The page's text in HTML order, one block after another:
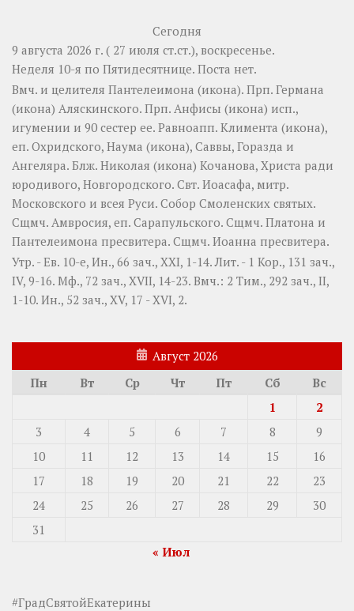
Сегодня
9 августа 2026 г. ( 27 июля ст.ст.), воскресенье.
Неделя 10-я по Пятидесятнице. Поста нет.
Вмч. и целителя Пантелеимона (икона). Прп. Германа
(икона) Аляскинского. Прп. Анфисы (икона) исп.,
игумении и 90 сестер ее. Равноапп. Климента (икона),
еп. Охридского, Наума (икона), Саввы, Горазда и
Ангеляра. Блж. Николая (икона) Кочанова, Христа ради
юродивого, Новгородского. Свт. Иоасафа, митр.
Московского и всея Руси. Собор Смоленских святых.
Сщмч. Амвросия, еп. Сарапульского. Сщмч. Платона и
Пантелеимона пресвитера. Сщмч. Иоанна пресвитера.
Утр. - Ев. 10-е, Ин., 66 зач., XXI, 1-14.Лит. - 1 Кор., 131 зач.,
IV, 9-16. Мф., 72 зач., XVII, 14-23. Вмч.: 2 Тим., 292 зач., II,
1-10. Ин., 52 зач., XV, 17 - XVI, 2.
Август 2026
Пн
Вт Ср Чт Пт Сб
Вс
1
2
3
4 5 6 7 8
9
10
11 12 13 14 15
16
17
18 19 20 21 22
23
24
25 26 27 28 29
30
31
« Июл
#ГрадСвятойЕкатерины